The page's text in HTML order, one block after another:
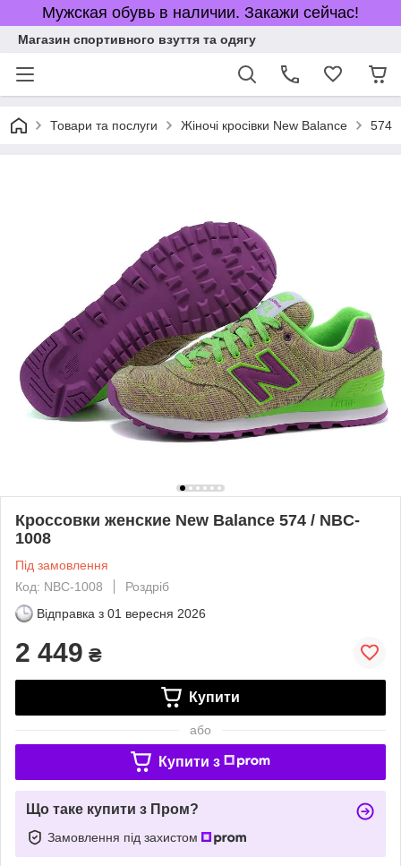
Мужская обувь в наличии. Закажи сейчас!
Магазин спортивного взуття та одягу
Товари та послуги Жіночі кросівки New Balance 574
Кроссовки женские New Balance 574 / NBC-
1008
Під замовлення
Код: NBC-1008
Роздріб
Відправка з 01 вересня 2026
2 449 ₴
Купити
або
Купити з
Що таке купити з Пром?
Замовлення під захистом